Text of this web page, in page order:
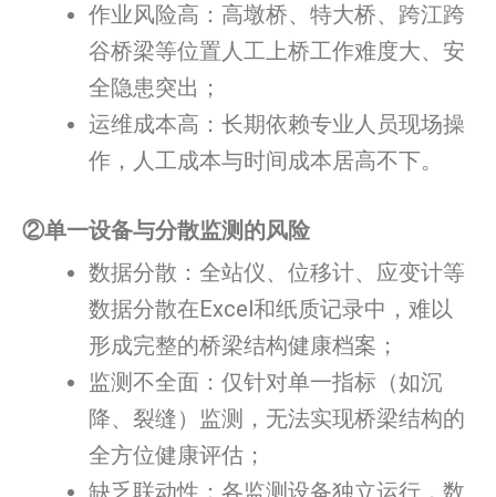
作业风险高：高墩桥、特大桥、跨江跨
谷桥梁等位置人工上桥工作难度大、安
全隐患突出；
运维成本高：长期依赖专业人员现场操
作，人工成本与时间成本居高不下。
②单一设备与分散监测的风险
数据分散：全站仪、位移计、应变计等
数据分散在Excel和纸质记录中，难以
形成完整的桥梁结构健康档案；
监测不全面：仅针对单一指标（如沉
降、裂缝）监测，无法实现桥梁结构的
全方位健康评估；